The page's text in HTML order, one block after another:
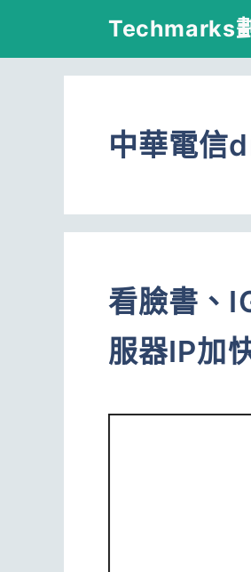
Techmarks
中華電信
看臉書、
服器IP加